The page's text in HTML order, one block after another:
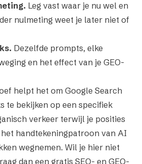
Leg vast waar je nu wel en
nulmeting weet je later niet of
Dezelfde prompts, elke
en het effect van je GEO-
helpt het om Google Search
te bekijken op een specifiek
verkeer terwijl je posities
handtekeningpatroon van AI
wegnemen. Wil je hier niet
dan een gratis SEO- en GEO-